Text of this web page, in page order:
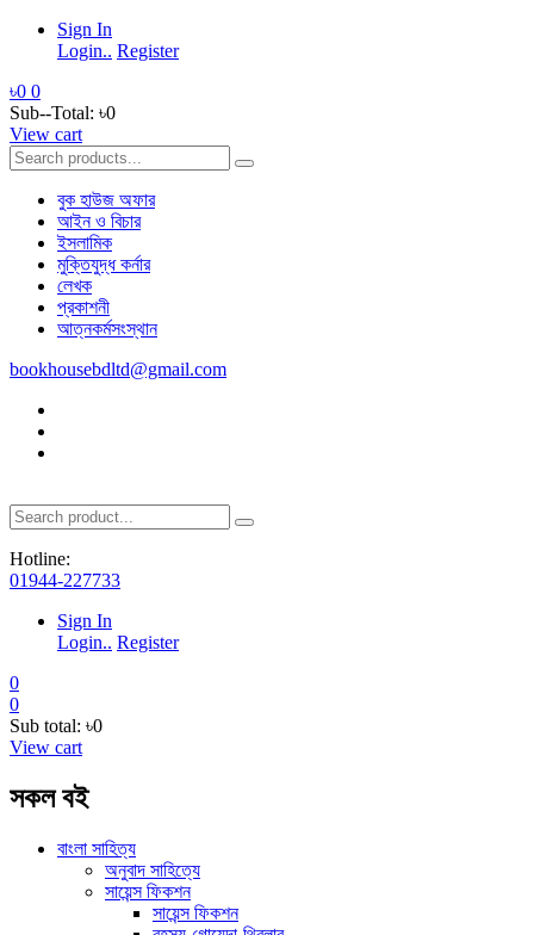
Sign In
Login.. Register
৳0 0
Sub--Total: ৳0
View cart
বুক হাউজ অফার
আইন ও বিচার
ইসলামিক
মুক্তিযুদ্ধ কর্নার
লেখক
প্রকাশনী
আত্নকর্মসংস্থান
bookhousebdltd@gmail.com
Hotline:
01944-227733
Sign In
Login.. Register
0
0
Sub total: ৳0
View cart
সকল বই
বাংলা সাহিত্য
অনুবাদ সাহিত্যে
সায়েন্স ফিকশন
সায়েন্স ফিকশন